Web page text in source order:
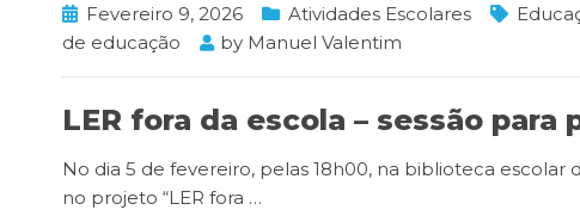
Fevereiro 9, 2026 Atividades Escolares
de educação
by Manuel Valentim
LER fora da escola – sessão para
No dia 5 de fevereiro, pelas 18h00, na biblioteca escolar
no projeto “LER fora …